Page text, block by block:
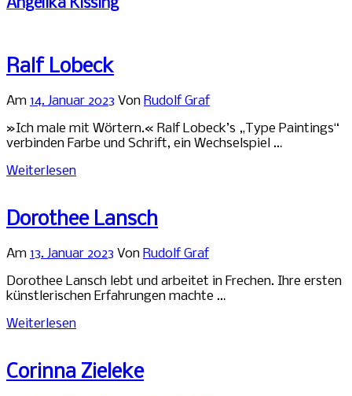
Ralf Lobeck
Am 14. Januar 2023 Von Rudolf Graf
»Ich male mit Wörtern.« Ralf Lobeck’s „Type Paintings“
verbinden Farbe und Schrift, ein Wechselspiel …
Weiterlesen
Dorothee Lansch
Am 13. Januar 2023 Von Rudolf Graf
Dorothee Lansch lebt und arbeitet in Frechen. Ihre ersten
künstlerischen Erfahrungen machte …
Weiterlesen
Corinna Zieleke